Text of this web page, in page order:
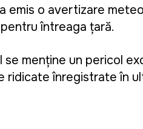
emis o avertizare
pentru întreaga țară.
menține un pericol
înregistrate în